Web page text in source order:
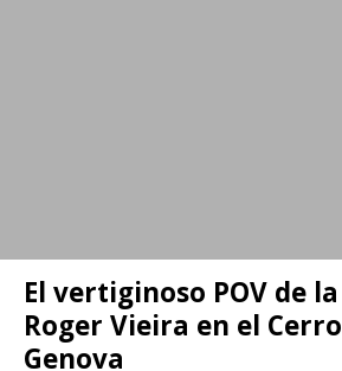
El vertiginoso POV de
Roger Vieira en el
Genova